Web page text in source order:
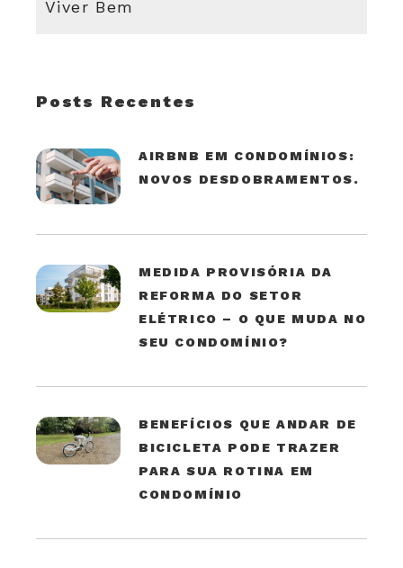
Viver Bem
Posts Recentes
AIRBNB EM CONDOMÍNIOS:
NOVOS DESDOBRAMENTOS.
MEDIDA PROVISÓRIA DA
REFORMA DO SETOR
ELÉTRICO – O QUE MUDA NO
SEU CONDOMÍNIO?
BENEFÍCIOS QUE ANDAR DE
BICICLETA PODE TRAZER
PARA SUA ROTINA EM
CONDOMÍNIO